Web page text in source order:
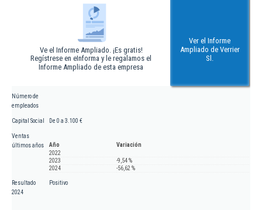
Ve el Informe Ampliado. ¡Es gratis!
Regístrese en eInforma y le regalamos el
Informe Ampliado de esta empresa
Ver el Informe
Ampliado de Verrier
Sl.
Número de
empleados
Capital Social De 0 a 3.100 €
Ventas
últimos años
Año
Variación
2022
2023
-9,54 %
2024
-56,62 %
Resultado
2024
Positivo